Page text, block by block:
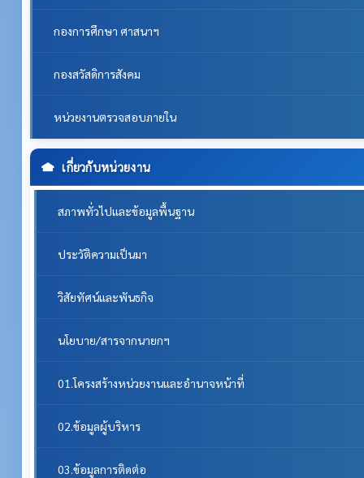
กองการศึกษา ศาสนาฯ
กองสวัสดิการสังคม
หน่วยงานตรวจสอบภายใน
เกี่ยวกับหน่วยงาน
สภาพทั่วไปและข้อมูลพื้นฐาน
ประวัติความเป็นมา
วิสัยทัศน์และพันธกิจ
นโยบาย/สารจากนายกฯ
01.โครงสร้างหน่วยงานและอำนาจหน้าที่
02.ข้อมูลผู้บริหาร
03.ข้อมูลการติดต่อ